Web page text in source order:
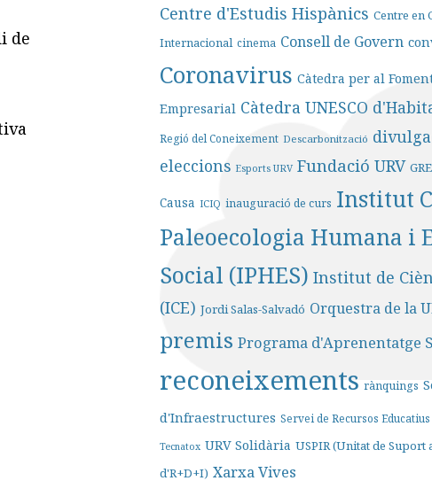
de
Centre d'Estudis Hispànics Centre en
Internacional cinema Consell de Govern
Coronavirus Càtedra per al
Empresarial Càtedra UNESCO
Regió del Coneixement Descarbonització
eleccions Esports URV Fundació URV
Causa ICIQ inauguració de curs Institut
Paleoecologia Humana i
Social (IPHES) Institut de
(ICE) Jordi Salas-Salvadó Orquestra de la
premis Programa d'Aprenentatge
reconeixements rànquings
d'Infraestructures Servei de Recursos Educatius
Tecnatox URV Solidària USPIR (Unitat de
d'R+D+I) Xarxa Vives